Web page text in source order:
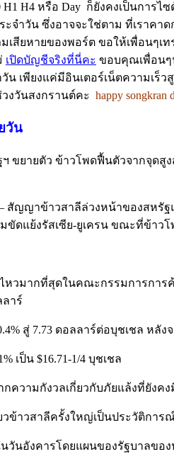
H4 หรือ Day ก็ยังคงเป็นการไ
ระจำวัน ซึ่งอาจจะใช่ตาม ที่เรา
เสียหายของพอร์ต ขอให้เพื่อนๆ
เปิดบัญชีจริงที่นี่คะ ขอบคุณเพื่อนๆ
เพียงแค่มีอินเตอร์เน็ตความเร็
งวันสงกรานต์คะ happy songkran
วัน
ขยายตัว ข้าวโพดฟื้นตัวจากจุดสูง
– สัญญาข้าวสาลีล่วงหน้าของสหรั
ขัดแย้งรัสเซีย-ยูเครน ขณะที่ข้าว
มากที่สุดในคณะกรรมการการค้า
าร์
สู่ 7.73 ดอลลาร์ต่อบุชเชล
เป็น $16.71-1/4 บุชเชล
ความกังวลเกี่ยวกับภัยแล้งที่ยังค
วข้าวสาลีครั้งใหญ่เป็นประวัติกา
วันอังคารโดยแผนของรัฐบาลขอ